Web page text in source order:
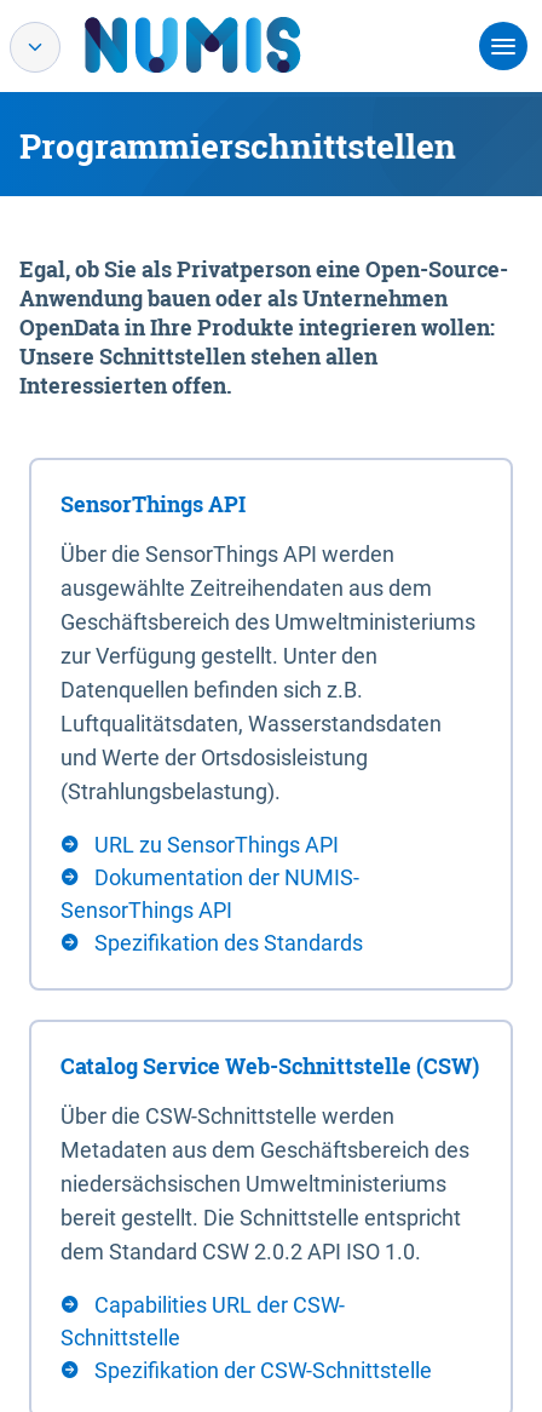
Programmierschnittstellen
Egal, ob Sie als Privatperson eine Open-Source-
Anwendung bauen oder als Unternehmen
OpenData in Ihre Produkte integrieren wollen:
Unsere Schnittstellen stehen allen
Interessierten offen.
SensorThings API
Über die SensorThings API werden
ausgewählte Zeitreihendaten aus dem
Geschäftsbereich des Umweltministeriums
zur Verfügung gestellt. Unter den
Datenquellen befinden sich z.B.
Luftqualitätsdaten, Wasserstandsdaten
und Werte der Ortsdosisleistung
(Strahlungsbelastung).
URL zu SensorThings API
Dokumentation der NUMIS-
SensorThings API
Spezifikation des Standards
Catalog Service Web-Schnittstelle (CSW)
Über die CSW-Schnittstelle werden
Metadaten aus dem Geschäftsbereich des
niedersächsischen Umweltministeriums
bereit gestellt. Die Schnittstelle entspricht
dem Standard CSW 2.0.2 API ISO 1.0.
Capabilities URL der CSW-
Schnittstelle
Spezifikation der CSW-Schnittstelle